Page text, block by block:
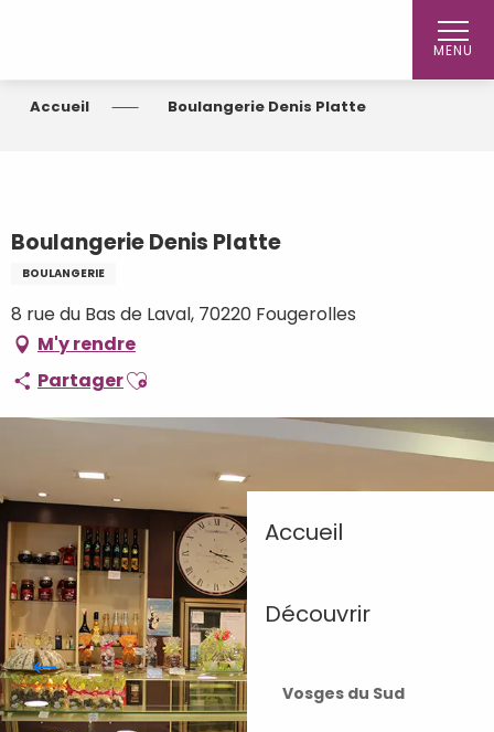
MENU
Accueil
Découvrir
Vosges du Sud
Accueil Boulangerie Denis Platte
Boulangerie Denis Platte
BOULANGERIE
8 rue du Bas de Laval, 70220 Fougerolles
M'y rendre
PartagerAjouter aux favoris